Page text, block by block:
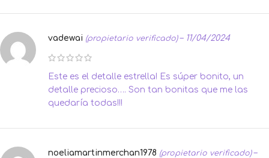
vadewai (propietario verificado) – 11/04/2024
Este es el detalle estrella! Es súper bonito, un
detalle precioso…. Son tan bonitas que me las
quedaría todas!!!
noeliamartinmerchan1978 (propietario verificado) –